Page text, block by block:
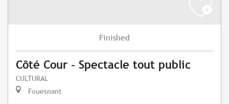
Finished
Côté Cour - Spectacle tout public
CULTURAL
Fouesnant